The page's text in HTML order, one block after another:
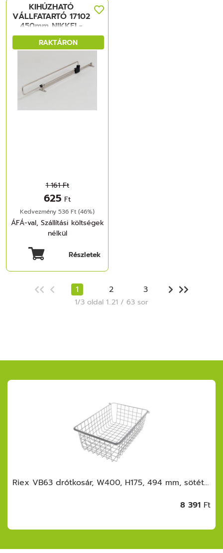
RAKTÁRON
KIHÚZHATÓ
VÁLLFATARTÓ 17102
450mm NIKKEL-
FEKETE FÉM-
MÜANYAG
1 161 Ft
625 Ft
Kedvezmény 536 Ft (46%)
ÁFÁ-val, Szállítási költségek
nélkül
Részletek
1 2 3
1/3 oldal 1..21 / 63 sor
Riex VB63 drótkosár, W400, H175, 494 mm, sötétszürke
8 391 Ft